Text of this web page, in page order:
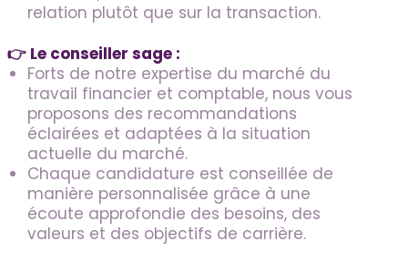
relation plutôt que sur la transaction.
👉 Le conseiller sage :
Forts de notre expertise du marché du
travail financier et comptable, nous vous
proposons des recommandations
éclairées et adaptées à la situation
actuelle du marché.
Chaque candidature est conseillée de
manière personnalisée grâce à une
écoute approfondie des besoins, des
valeurs et des objectifs de carrière.